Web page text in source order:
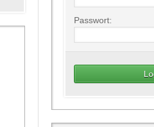
Passwort: